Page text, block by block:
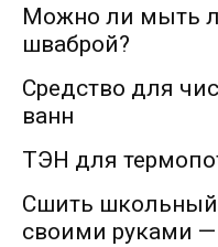
Можно ли мыть
шваброй?
Cредство для
ванн
ТЭН для
Сшить школьный
своими руками